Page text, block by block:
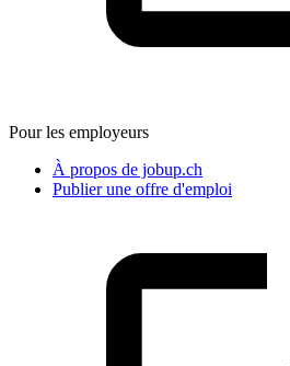
Pour les employeurs
À propos de jobup.ch
Publier une offre d'emploi